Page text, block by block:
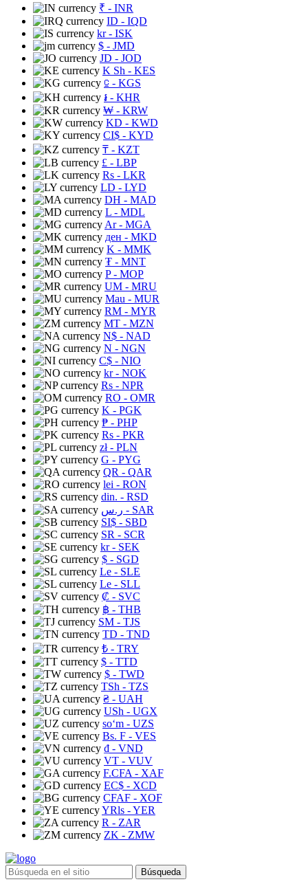
₹ - INR
ID - IQD
kr- ISK
$ - JMD
JD - JOD
K Sh - KES
⃀ - KGS
៛ - KHR
₩ - KRW
KD - KWD
CI$ - KYD
₸ - KZT
£ - LBP
Rs - LKR
LD - LYD
DH - MAD
L - MDL
Ar- MGA
ден - MKD
K - MMK
₮ - MNT
P- MOP
UM - MRU
Mau - MUR
RM - MYR
MT - MZN
N$ - NAD
N - NGN
C$ - NIO
kr- NOK
Rs - NPR
RO - OMR
K - PGK
₱ - PHP
Rs - PKR
zł- PLN
G - PYG
QR - QAR
lei - RON
din. - RSD
ر.س - SAR
SI$ - SBD
SR - SCR
kr- SEK
$ - SGD
Le - SLE
Le - SLL
₡ - SVC
฿ - THB
ЅМ - TJS
TD - TND
₺ - TRY
$ - TTD
$ - TWD
TSh - TZS
₴ - UAH
USh - UGX
soʻm - UZS
Bs. F - VES
₫ - VND
VT - VUV
F.CFA - XAF
EC$ - XCD
CFAF - XOF
YRls - YER
R - ZAR
ZK - ZMW
Búsqueda